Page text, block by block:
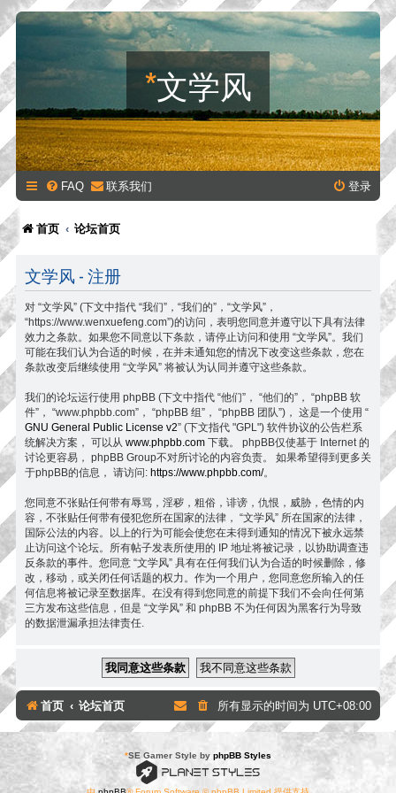
*文学风
FAQ 联系我们 登录
首页 论坛首页
文学风 - 注册
对 “文学风” (下文中指代 “我们”，“我们的”，“文学风”，
“https://www.wenxuefeng.com”)的访问，表明您同意并遵守以下具有法律
效力之条款。如果您不同意以下条款，请停止访问和使用 “文学风”。我们
可能在我们认为合适的时候，在并未通知您的情况下改变这些条款，您在
条款改变后继续使用 “文学风” 将被认为认同并遵守这些条款。
我们的论坛运行使用 phpBB (下文中指代 “他们”， “他们的”， “phpBB 软
件”， “www.phpbb.com”， “phpBB 组”， “phpBB 团队”)， 这是一个使用 “
GNU General Public License v2” (下文指代 "GPL") 软件协议的公告栏系
统解决方案， 可以从 www.phpbb.com 下载。 phpBB仅使基于 Internet 的
讨论更容易， phpBB Group不对所讨论的内容负责。 如果希望得到更多关
于phpBB的信息， 请访问: https://www.phpbb.com/。
您同意不张贴任何带有辱骂，淫秽，粗俗，诽谤，仇恨，威胁，色情的内
容，不张贴任何带有侵犯您所在国家的法律， “文学风” 所在国家的法律，
国际公法的内容。以上的行为可能会使您在未得到通知的情况下被永远禁
止访问这个论坛。所有帖子发表所使用的 IP 地址将被记录，以协助调查违
反条款的事件。您同意 “文学风” 具有在任何我们认为合适的时候删除，修
改，移动，或关闭任何话题的权力。作为一个用户，您同意您所输入的任
何信息将被记录至数据库。在没有得到您同意的前提下我们不会向任何第
三方发布这些信息，但是 “文学风” 和 phpBB 不为任何因为黑客行为导致
的数据泄漏承担法律责任.
首页 论坛首页 所有显示的时间为 UTC+08:00
*SE Gamer Style by phpBB Styles